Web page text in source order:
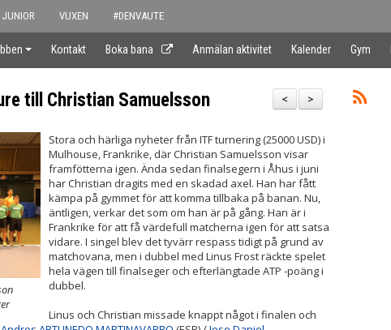
JUNIOR VUXEN #DENVAUTE
Kontakt Boka bana Anmälan aktivitet Kalender Gym
>
<
till Christian Samuelsson
Stora och härliga nyheter från ITF turnering (25000 USD) i
Mulhouse, Frankrike, där Christian Samuelsson visar
framfötterna igen. Ända sedan finalsegern i Åhus i juni
har Christian dragits med en skadad axel. Han har fått
kämpa på gymmet för att komma tillbaka på banan. Nu,
äntligen, verkar det som om han är på gång. Han är i
Frankrike för att få värdefull matcherna igen för att satsa
vidare. I singel blev det tyvärr respass tidigt på grund av
matchovana, men i dubbel med Linus Frost räckte spelet
hela vägen till finalseger och efterlängtade ATP -poäng i
dubbel.
Linus och Christian missade knappt något i finalen och